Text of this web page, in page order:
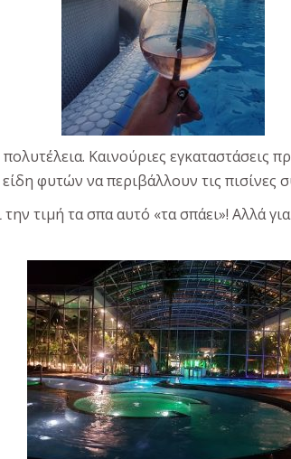
Καινούριες εγκαταστάσεις
φυτών να περιβάλλουν τις πισίνες
τιμή τα σπα αυτό «τα σπάει»! Αλλά